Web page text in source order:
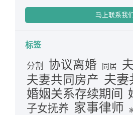
马上联系我们
标签
分割 协议离婚 同居
夫妻共同房产 夫妻
婚姻关系存续期间
子女抚养 家事律师